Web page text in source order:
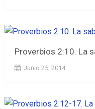
Proverbios 2:10. La
Junio 25, 2014